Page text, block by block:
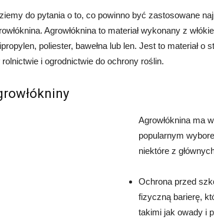
do pytania o to, co powinno być zastosowane
Agrowłóknina to materiał wykonany z
poliester, bawełna lub len. Jest to materiał o
i ogrodnictwie do ochrony roślin.
Agrowłóknina ma
popularnym
niektóre z
Ochrona przed
fizyczną barierę,
takimi jak owady i